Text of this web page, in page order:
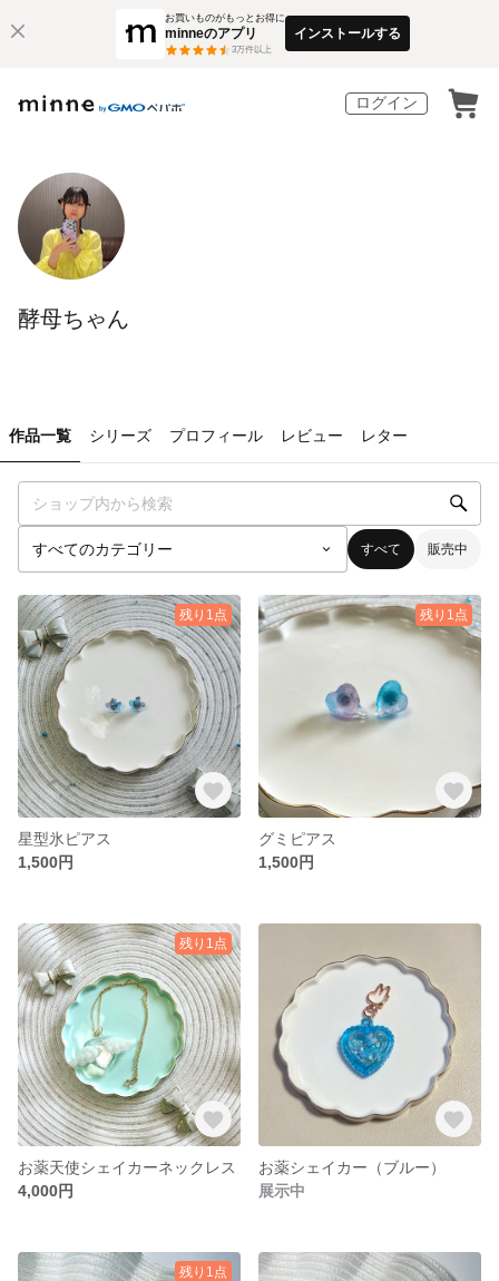
お買いものがもっとお得に
minneのアプリ
3万件以上
インストールする
ログイン
酵母ちゃん
作品一覧 シリーズ プロフィール レビュー レター
すべて 販売中
残り1点
星型氷ピアス
1,500円
残り1点
グミピアス
1,500円
残り1点
お薬天使シェイカーネックレス
4,000円
お薬シェイカー（ブルー）
展示中
残り1点